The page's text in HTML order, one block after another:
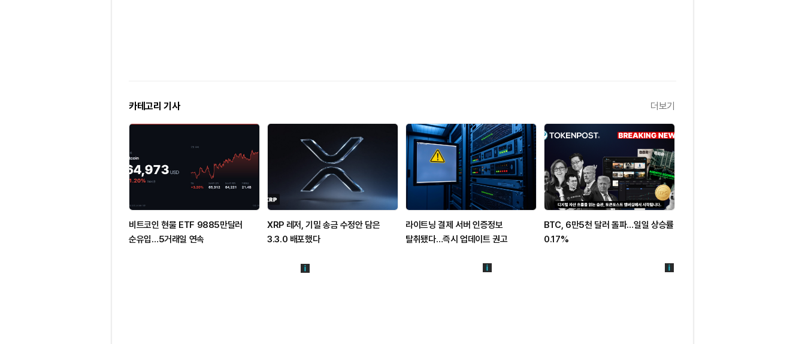
카테고리 기사 더보기
비트코인 현물 ETF 9885만달러
순유입…5거래일 연속
XRP 레저, 기밀 송금 수정안 담은
3.3.0 배포했다
라이트닝 결제 서버 인증정보
탈취됐다…즉시 업데이트 권고
BTC, 6만5천 달러 돌파…일일 상승률
0.17%